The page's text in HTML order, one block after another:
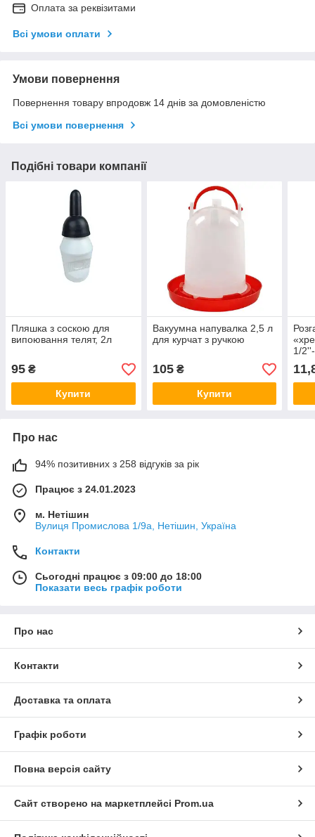
Оплата за реквізитами
Всі умови оплати
Умови повернення
Повернення товару впродовж 14 днів за домовленістю
Всі умови повернення
Подібні товари компанії
Пляшка з соскою для
випоювання телят, 2л
95 ₴
Купити
Вакуумна напувалка 2,5 л
для курчат з ручкою
105₴
Купити
1/
Про нас
94% позитивних з 258 відгуків за рік
Працює з 24.01.2023
м. Нетішин
Вулиця Промислова 1/9а, Нетішин, Україна
Контакти
Сьогодні працює з 09:00 до 18:00
Показати весь графік роботи
Про нас
Контакти
Доставка та оплата
Графік роботи
Повна версія сайту
Сайт створено на маркетплейсі Prom.ua